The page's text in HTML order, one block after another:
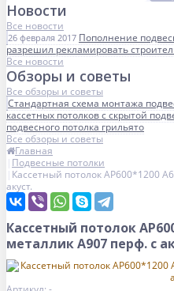
Новости
Все новости
26 февраля 2017 Пополнение
разрешил рекламировать
Все новости
Обзоры и советы
Все обзоры и советы
Стандартная схема монтажа
кассетных потолков с скрытой
подвесного потолка грильято
Все обзоры и советы
Главная
Подвесные потолки
Кассетный потолок AP600*1200
акуст.
Кассетный потолок
металлик А907 перф. с